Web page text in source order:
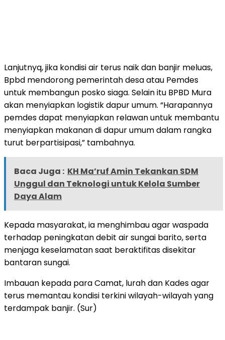
Lanjutnyq, jika kondisi air terus naik dan banjir meluas,
Bpbd mendorong pemerintah desa atau Pemdes
untuk membangun posko siaga. Selain itu BPBD Mura
akan menyiapkan logistik dapur umum. “Harapannya
pemdes dapat menyiapkan relawan untuk membantu
menyiapkan makanan di dapur umum dalam rangka
turut berpartisipasi,” tambahnya.
Baca Juga : KH Ma’ruf Amin Tekankan SDM
Unggul dan Teknologi untuk Kelola Sumber
Daya Alam
Kepada masyarakat, ia menghimbau agar waspada
terhadap peningkatan debit air sungai barito, serta
menjaga keselamatan saat beraktifitas disekitar
bantaran sungai.
Imbauan kepada para Camat, lurah dan Kades agar
terus memantau kondisi terkini wilayah-wilayah yang
terdampak banjir. (Sur)